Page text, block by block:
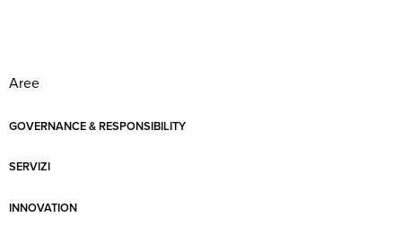
Aree
GOVERNANCE & RESPONSIBILITY
SERVIZI
INNOVATION